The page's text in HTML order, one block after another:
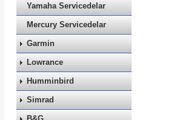
Yamaha Servicedelar
Mercury Servicedelar
Garmin
Lowrance
Humminbird
Simrad